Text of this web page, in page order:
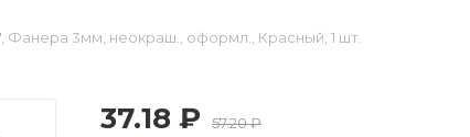
Фанера 3мм, неокраш., оформл., Красный, 1 шт.
37.18 ₽ 57.20₽